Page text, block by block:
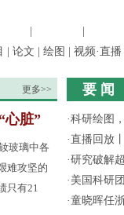
论文 绘图 视频·直播
更多>>
心脏”
玻璃中各
难攻坚的
只有21
要 闻
·科研绘图
·直播回放
·研究破解
· 美国科研
·童晓晖任